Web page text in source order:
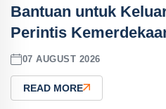
Bantuan untuk
Perintis
07 AUGUST 2026
READ MORE